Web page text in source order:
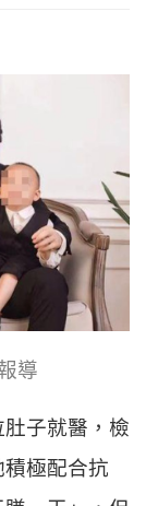
導
子就醫，檢
極配合抗